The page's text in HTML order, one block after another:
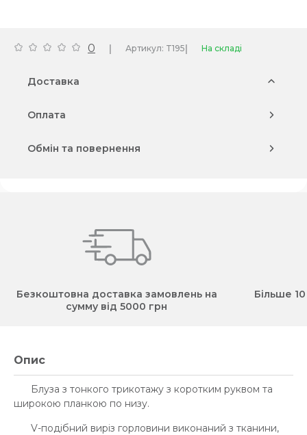
0 | Артикул: T195| На складі
Доставка
Оплата
Обмін та повернення
Безкоштовна доставка замовлень на
сумму від 5000 грн
Більше
Опис
Блуза з тонкого трикотажу з коротким руквом та
широкою планкою по низу.
V-подібний виріз горловини виконаний з тканини,